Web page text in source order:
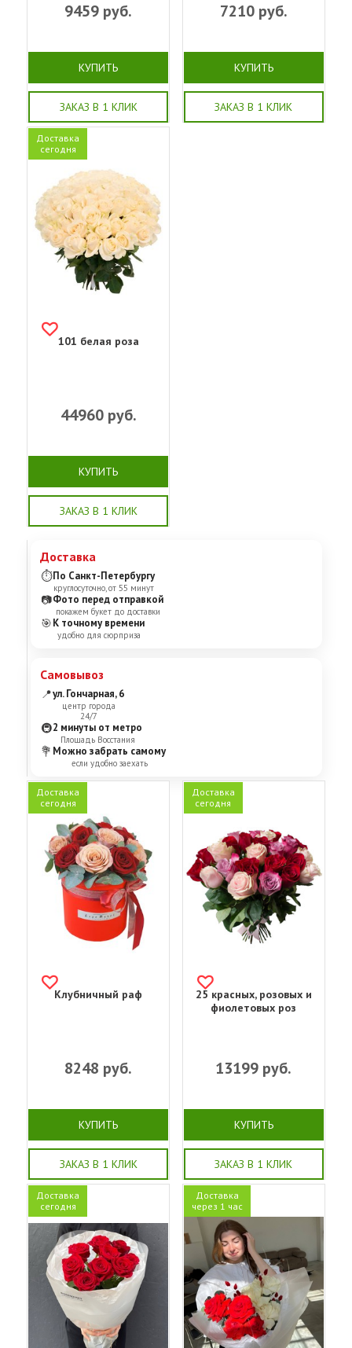
9459 руб.
КУПИТЬ
ЗАКАЗ В 1 КЛИК
7210руб.
КУПИТЬ
ЗАКАЗ В 1 КЛИК
Доставка
сегодня
101 белая роза
44960руб.
КУПИТЬ
ЗАКАЗ В 1 КЛИК
Доставка
⏱По Санкт-Петербургу
круглосуточно, от 55 минут
📷Фото перед отправкой
покажем букет до доставки
🎯К точному времени
удобно для сюрприза
Самовывоз
📍ул. Гончарная, 6
центр города
24/7
🚇2 минуты от метро
Площадь Восстания
💐 Можно забрать самому
если удобно заехать
Доставка
сегодня
Клубничный раф
8248 руб.
КУПИТЬ
ЗАКАЗ В 1 КЛИК
Доставка
сегодня
25 красных, розовых и
фиолетовых роз
13199 руб.
КУПИТЬ
ЗАКАЗ В 1 КЛИК
Доставка
сегодня
Доставка
через 1 час